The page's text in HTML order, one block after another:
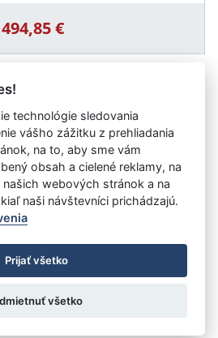
€
s poliklinikou F. D.
Banská Bystrica
práva vyhradené
Zmluvy do 31.12.2010
technológie sledovania
vášho zážitku z prehliadania
na to, aby sme vám
obsah a cielené reklamy, na
webových stránok a na
naši návštevníci prichádzajú.
Prijať všetko
všetko